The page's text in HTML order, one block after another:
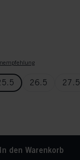
26.5 27.5
In den Warenkorb